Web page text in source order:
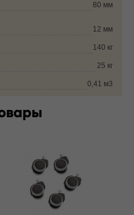
80 мм
12 мм
140 кг
25 кг
0,41 м3